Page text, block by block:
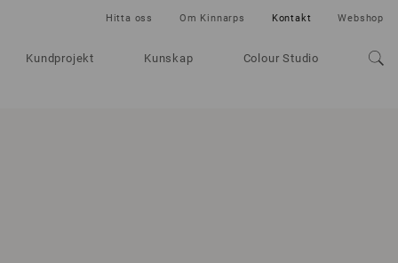
Kundprojekt Kunskap Colour Studio
Hitta oss Om Kinnarps Kontakt Webshop